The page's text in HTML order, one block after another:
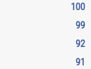
100
99
92
91